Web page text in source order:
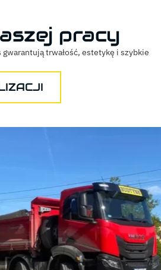
pracy
trwałość, estetykę i szybkie